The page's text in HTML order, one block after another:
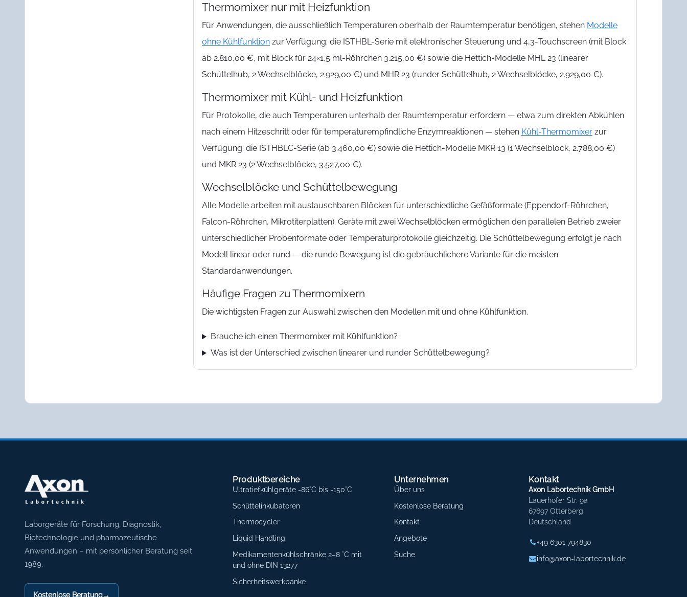
Thermomixer nur mit Heizfunktion
Für Anwendungen, die ausschließlich Temperaturen oberhalb der Raumtemperatur benötigen, stehen Modelle
ohne Kühlfunktion zur Verfügung: die ISTHBL-Serie mit elektronischer Steuerung und 4,3-Touchscreen (mit Block
ab 2.810,00 €, mit Block für 24×1,5 ml-Röhrchen 3.215,00 €) sowie die Hettich-Modelle MHL 23 (linearer
Schüttelhub, 2 Wechselblöcke, 2.929,00 €) und MHR 23 (runder Schüttelhub, 2 Wechselblöcke, 2.929,00 €).
Thermomixer mit Kühl- und Heizfunktion
Für Protokolle, die auch Temperaturen unterhalb der Raumtemperatur erfordern — etwa zum direkten Abkühlen
nach einem Hitzeschritt oder für temperaturempfindliche Enzymreaktionen — stehen Kühl-Thermomixer zur
Verfügung: die ISTHBLC-Serie (ab 3.460,00 €) sowie die Hettich-Modelle MKR 13 (1 Wechselblock, 2.788,00 €)
und MKR 23 (2 Wechselblöcke, 3.527,00 €).
Wechselblöcke und Schüttelbewegung
Alle Modelle arbeiten mit austauschbaren Blöcken für unterschiedliche Gefäßformate (Eppendorf-Röhrchen,
Falcon-Röhrchen, Mikrotiterplatten). Geräte mit zwei Wechselblöcken ermöglichen den parallelen Betrieb zweier
unterschiedlicher Probenformate oder Temperaturprotokolle gleichzeitig. Die Schüttelbewegung erfolgt je nach
Modell linear oder rund — die runde Bewegung ist die gebräuchlichere Variante für die meisten
Standardanwendungen.
Häufige Fragen zu Thermomixern
Die wichtigsten Fragen zur Auswahl zwischen den Modellen mit und ohne Kühlfunktion.
Brauche ich einen Thermomixer mit Kühlfunktion?
Was ist der Unterschied zwischen linearer und runder Schüttelbewegung?
Axon Labortechnik
Laborgeräte für Forschung, Diagnostik,
Biotechnologie und pharmazeutische
Anwendungen – mit persönlicher Beratung seit
1989.
Kostenlose Beratung→
Produktbereiche
Ultratiefkühlgeräte -86°C bis -150°C
Schüttelinkubatoren
Thermocycler
Liquid Handling
Medikamentenkühlschränke 2–8 °C mit
und ohne DIN 13277
Sicherheitswerkbänke
Unternehmen
Über uns
Kostenlose Beratung
Kontakt
Angebote
Suche
Kontakt
Axon Labortechnik GmbH
Lauerhöfer Str. 9a
67697 Otterberg
Deutschland
+49 6301 794830
info@axon-labortechnik.de